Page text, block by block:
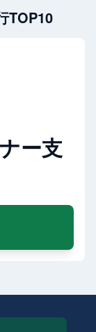
TOP10
ー支